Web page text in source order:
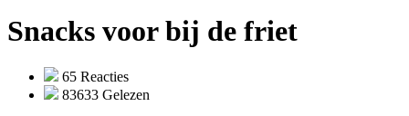
Snacks voor bij de friet
65 Reacties
83633 Gelezen